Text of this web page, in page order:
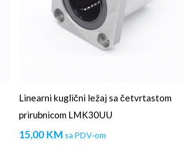
Linearni kuglični ležaj sa četvrtastom
prirubnicom LMK30UU
15,00 KM sa PDV-om